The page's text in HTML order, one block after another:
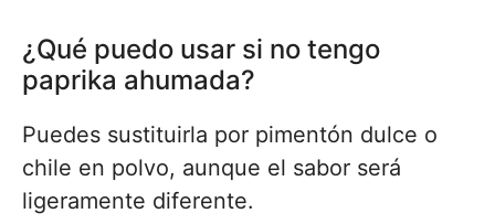
¿Qué puedo usar si no tengo
paprika ahumada?
Puedes sustituirla por pimentón dulce o
chile en polvo, aunque el sabor será
ligeramente diferente.